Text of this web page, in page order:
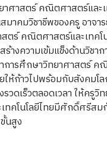
ศาสตร์ คณิตศาสตร์และเ
มาคมวิชาชีพของครู อาจ
สตร์ คณิตศาสตร์และเทคโ
างความเข้มแข็งด้านวิชา
การศึกษาวิทยาศาสตร์ ค
ยให้ก้าวไปพร้อมกับสังคมโ
วดเร็วตลอดเวลา ให้ครูวิ
คโนโลยีไทยมีศักดิ์ศรีสม
นสูง